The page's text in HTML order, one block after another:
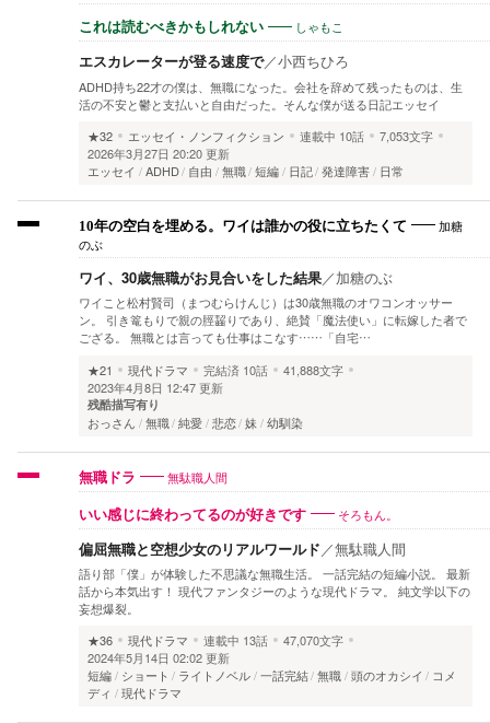
これは読むべきかもしれない しゃもこ
エスカレーターが登る速度で／小西ちひろ
ADHD持ち22才の僕は、無職になった。会社を辞めて残ったものは、生
活の不安と鬱と支払いと自由だった。そんな僕が送る日記エッセイ
★32
エッセイ・ノンフィクション 連載中 10話
7,053文字
2026年3月27日 20:20 更新
エッセイ
ADHD 自由 無職 短編 日記 発達障害 日常
10年の空白を埋める。ワイは誰かの役に立ちたくて
加糖
のぶ
ワイ、30歳無職がお見合いをした結果／加糖のぶ
ワイこと松村賢司（まつむらけんじ）は30歳無職のオワコンオッサー
ン。 引き篭もりで親の脛齧りであり、絶賛「魔法使い」に転嫁した者で
ござる。 無職とは言っても仕事はこなす……「自宅…
★21
現代ドラマ 完結済 10話
41,888文字
2023年4月8日 12:47 更新
残酷描写有り
おっさん 無職 純愛 悲恋 妹 幼馴染
無職ドラ 無駄職人間
いい感じに終わってるのが好きです そろもん。
偏屈無職と空想少女のリアルワールド ／無駄職人間
語り部「僕」が体験した不思議な無職生活。 一話完結の短編小説。 最新
話から本気出す！ 現代ファンタジーのような現代ドラマ。 純文学以下の
妄想爆裂。
★36
現代ドラマ 連載中 13話
47,070文字
2024年5月14日 02:02 更新
短編
ショート ライトノベル 一話完結 無職 頭のオカシイ
コメ
ディ
現代ドラマ